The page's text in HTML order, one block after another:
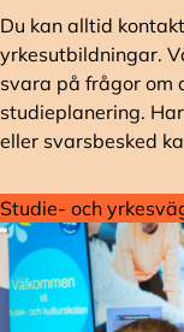
Du kan alltid
yrkesutbildningar.
svara på frågor om
studieplanering.
eller svarsbesked
Studie- och